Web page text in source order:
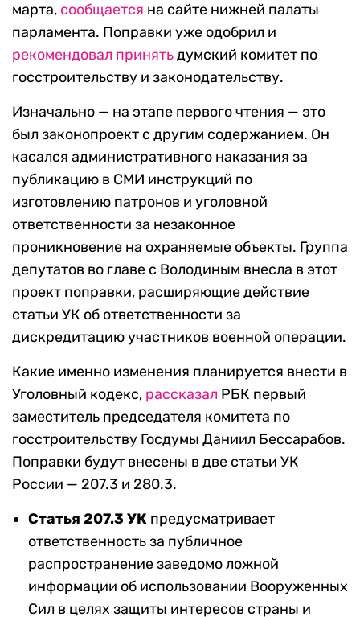
марта, сообщается на сайте нижней палаты
парламента. Поправки уже одобрил и
рекомендовал принятьдумский комитет по
госстроительству и законодательству.
Изначально — на этапе первого чтения — это
был законопроект с другим содержанием. Он
касался административного наказания за
публикацию в СМИ инструкций по
изготовлению патронов и уголовной
ответственности за незаконное
проникновение на охраняемые объекты. Группа
депутатов во главе с Володиным внесла в этот
проект поправки, расширяющие действие
статьи УК об ответственности за
дискредитацию участников военной операции.
Какие именно изменения планируется внести в
Уголовный кодекс, рассказал РБК первый
заместитель председателя комитета по
госстроительству Госдумы Даниил Бессарабов.
Поправки будут внесены в две статьи УК
России — 207.3 и 280.3.
Статья 207.3 УК предусматривает
ответственность за публичное
распространение заведомо ложной
информации об использовании Вооруженных
Сил в целях защиты интересов страны и